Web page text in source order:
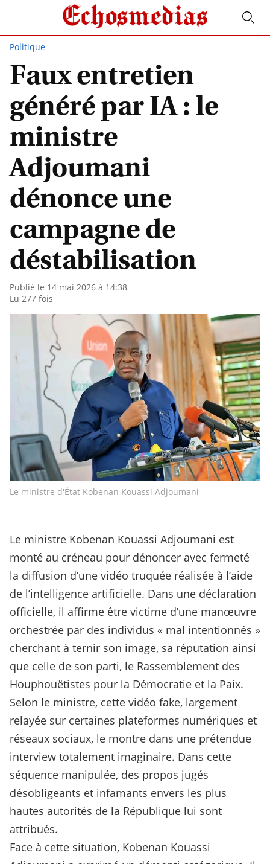
Politique
Faux entretien
généré par IA : le
ministre
Adjoumani
dénonce une
campagne de
déstabilisation
Publié le 14 mai 2026 à 14:38
Lu 277 fois
Le ministre d'État Kobenan Kouassi Adjoumani
Le ministre Kobenan Kouassi Adjoumani est
monté au créneau pour dénoncer avec fermeté
la diffusion d’une vidéo truquée réalisée à l’aide
de l’intelligence artificielle. Dans une déclaration
officielle, il affirme être victime d’une manœuvre
orchestrée par des individus « mal intentionnés »
cherchant à ternir son image, sa réputation ainsi
que celle de son parti, le Rassemblement des
Houphouëtistes pour la Démocratie et la Paix.
Selon le ministre, cette vidéo fake, largement
relayée sur certaines plateformes numériques et
réseaux sociaux, le montre dans une prétendue
interview totalement imaginaire. Dans cette
séquence manipulée, des propos jugés
désobligeants et infamants envers les plus
hautes autorités de la République lui sont
attribués.
Face à cette situation, Kobenan Kouassi